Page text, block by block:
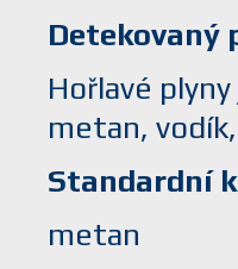
Detekovaný
Hořlavé
metan,
Standardní
metan